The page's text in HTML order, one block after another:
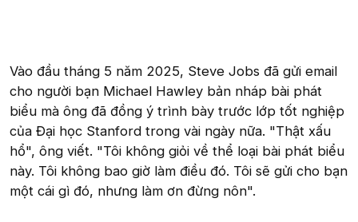
Vào đầu tháng 5 năm 2025, Steve Jobs đã gửi email
cho người bạn Michael Hawley bản nháp bài phát
biểu mà ông đã đồng ý trình bày trước lớp tốt nghiệp
của Đại học Stanford trong vài ngày nữa. "Thật xấu
hổ", ông viết. "Tôi không giỏi về thể loại bài phát biểu
này. Tôi không bao giờ làm điều đó. Tôi sẽ gửi cho bạn
một cái gì đó, nhưng làm ơn đừng nôn".